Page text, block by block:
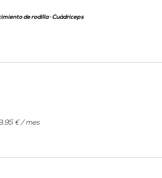
de rodilla · Cuádriceps
€ / mes